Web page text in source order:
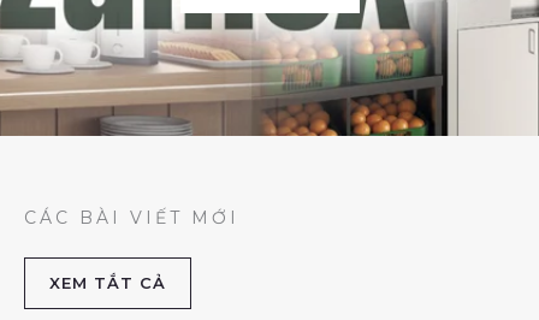
CÁC BÀI VIẾT MỚI
XEM TẮT CẢ